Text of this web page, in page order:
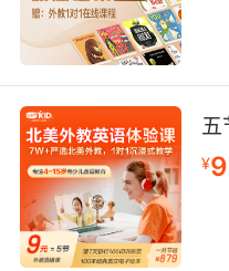
子了解即将要学习
帮助孩子梳理英语重
习效率。
其实无论给孩子选
构，只要孩子能保持
就一定会有所收获。
五
¥9